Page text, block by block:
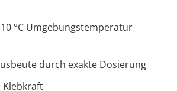
°C Umgebungstemperatur
durch exakte Dosierung